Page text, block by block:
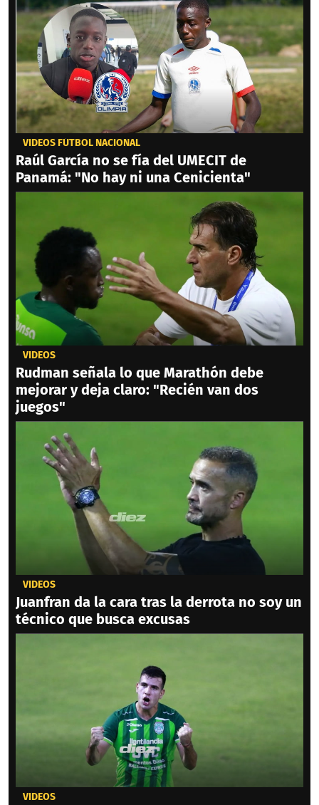
VIDEOS FÚTBOL NACIONAL
Raúl García no se fía del UMECIT de
Panamá: "No hay ni una Cenicienta"
VIDEOS
Rudman señala lo que Marathón debe
mejorar y deja claro: "Recién van dos
juegos"
VIDEOS
Juanfran da la cara tras la derrota no soy un
técnico que busca excusas
VIDEOS